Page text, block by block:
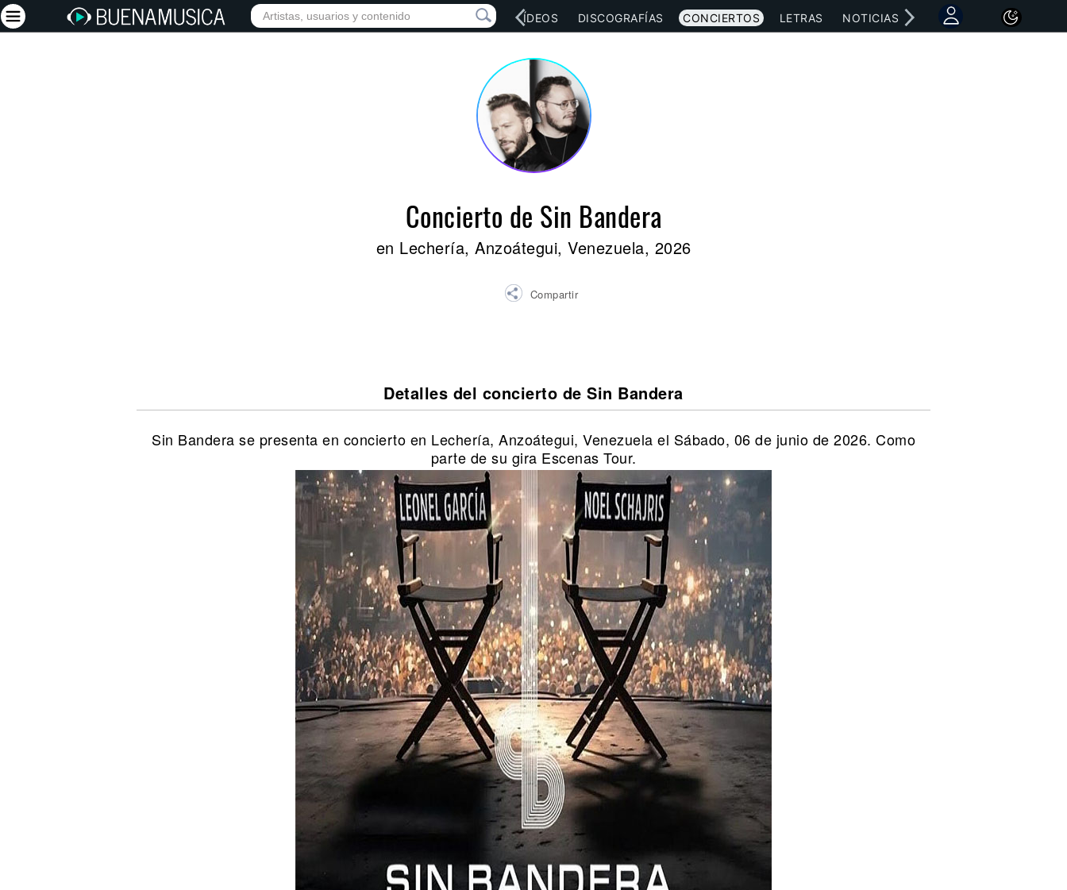
INICIO ARTISTAS RED SOCIAL MÚSICA VÍDEOS DISCOGRAFÍAS CONCIERTOS LETRAS NOTICIAS
Concierto de Sin Bandera
en Lechería, Anzoátegui, Venezuela, 2026
Compartir
Detalles del concierto de Sin Bandera
Sin Bandera se presenta en concierto en Lechería, Anzoátegui, Venezuela el Sábado, 06 de junio de 2026. Como
parte de su gira Escenas Tour.